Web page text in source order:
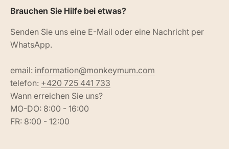
Brauchen Sie Hilfe bei etwas?
Senden Sie uns eine E-Mail oder eine Nachricht per
WhatsApp.
email: information@monkeymum.com
telefon: +420 725 441 733
Wann erreichen Sie uns?
MO-DO: 8:00 - 16:00
FR: 8:00 - 12:00